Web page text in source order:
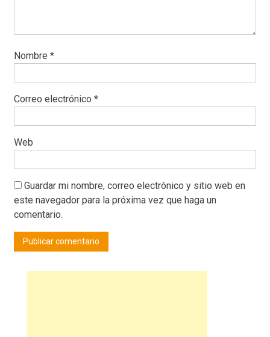
Nombre *
Correo electrónico *
Web
Guardar mi nombre, correo electrónico y sitio web en
este navegador para la próxima vez que haga un
comentario.